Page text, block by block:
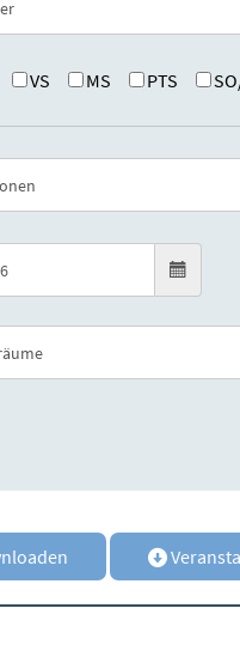
VS MS PTS